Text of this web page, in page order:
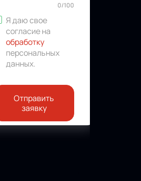
0/100
Я даю свое
согласие на
обработку
персональных
данных.
Отправить
заявку